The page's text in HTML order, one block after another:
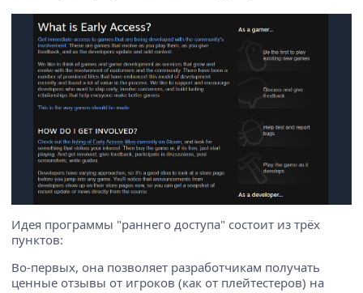
Идея программы "раннего доступа" состоит из трёх
пунктов:
Во-первых, она позволяет разработчикам получать
ценные отзывы от игроков (как от плейтестеров) на